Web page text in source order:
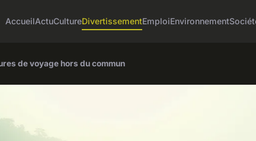
AccueilActuCultureDivertissementEmploiEnvironnement
de voyage hors du commun